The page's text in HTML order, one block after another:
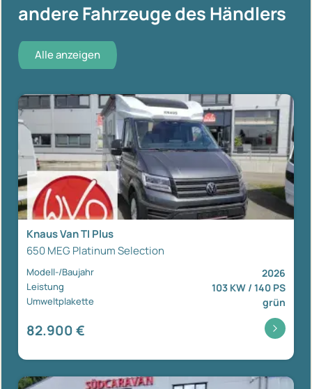
andere Fahrzeuge des Händlers
Alle anzeigen
Knaus Van TI Plus
650 MEG Platinum Selection
Modell-/Baujahr 2026
Leistung 103 KW / 140 PS
Umweltplakette grün
82.900 €